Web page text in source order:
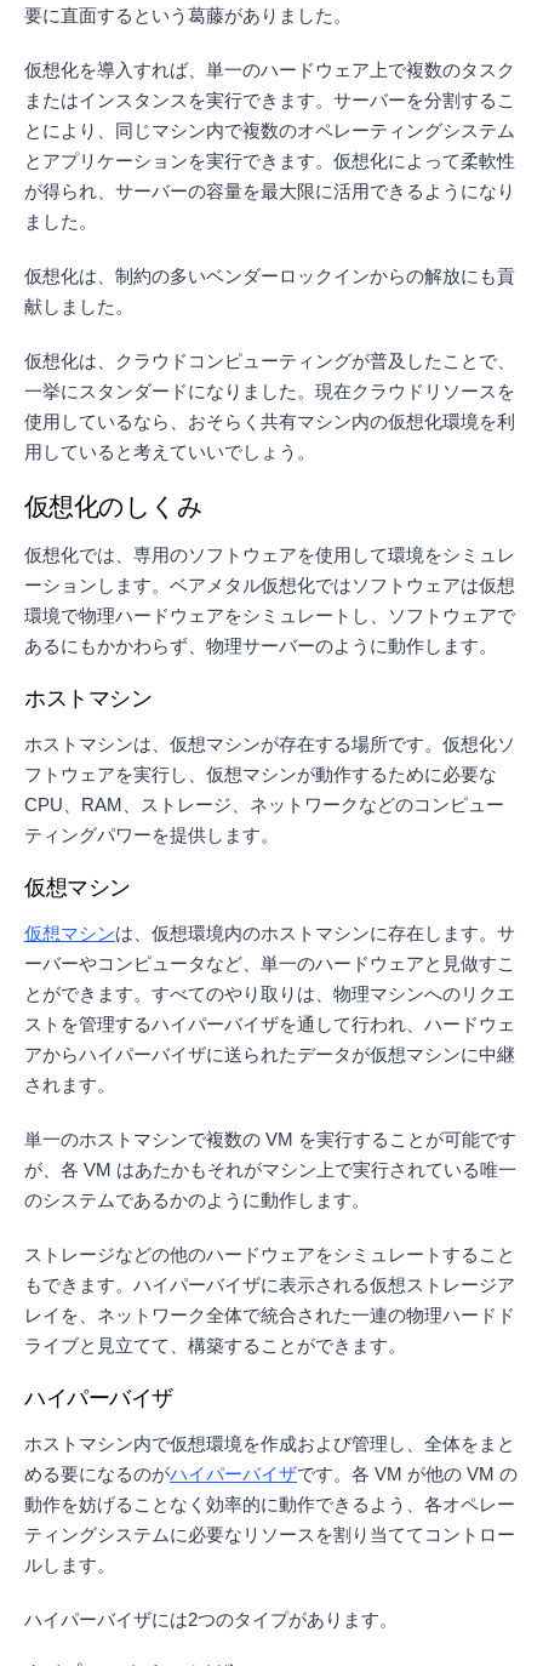
要に直面するという葛藤がありました。
仮想化を導入すれば、単一のハードウェア上で複数のタスク
またはインスタンスを実行できます。サーバーを分割するこ
とにより、同じマシン内で複数のオペレーティングシステム
とアプリケーションを実行できます。仮想化によって柔軟性
が得られ、サーバーの容量を最大限に活用できるようになり
ました。
仮想化は、制約の多いベンダーロックインからの解放にも貢
献しました。
仮想化は、クラウドコンピューティングが普及したことで、
一挙にスタンダードになりました。現在クラウドリソースを
使用しているなら、おそらく共有マシン内の仮想化環境を利
用していると考えていいでしょう。
仮想化のしくみ
仮想化では、専用のソフトウェアを使用して環境をシミュレ
ーションします。ベアメタル仮想化ではソフトウェアは仮想
環境で物理ハードウェアをシミュレートし、ソフトウェアで
あるにもかかわらず、物理サーバーのように動作します。
ホストマシン
ホストマシンは、仮想マシンが存在する場所です。仮想化ソ
フトウェアを実行し、仮想マシンが動作するために必要な
CPU、RAM、ストレージ、ネットワークなどのコンピュー
ティングパワーを提供します。
仮想マシン
仮想マシンは、仮想環境内のホストマシンに存在します。サ
ーバーやコンピュータなど、単一のハードウェアと見做すこ
とができます。すべてのやり取りは、物理マシンへのリクエ
ストを管理するハイパーバイザを通して行われ、ハードウェ
アからハイパーバイザに送られたデータが仮想マシンに中継
されます。
単一のホストマシンで複数の VM を実行することが可能です
が、各 VM はあたかもそれがマシン上で実行されている唯一
のシステムであるかのように動作します。
ストレージなどの他のハードウェアをシミュレートすること
もできます。ハイパーバイザに表示される仮想ストレージア
レイを、ネットワーク全体で統合された一連の物理ハードド
ライブと見立てて、構築することができます。
ハイパーバイザ
ホストマシン内で仮想環境を作成および管理し、全体をまと
める要になるのがハイパーバイザです。各 VM が他の VM の
動作を妨げることなく効率的に動作できるよう、各オペレー
ティングシステムに必要なリソースを割り当ててコントロー
ルします。
ハイパーバイザには2つのタイプがあります。